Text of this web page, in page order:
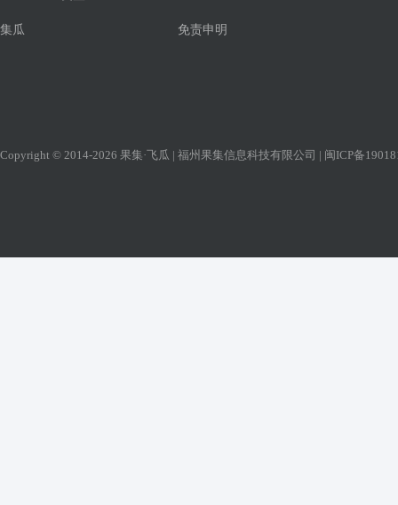
集瓜 免责申明
Copyright © 2014-2026 果集·飞瓜 | 福州果集信息科技有限公司 | 闽ICP备